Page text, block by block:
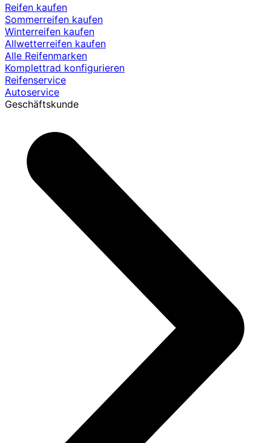
Reifen kaufen
Sommerreifen kaufen
Winterreifen kaufen
Allwetterreifen kaufen
Alle Reifenmarken
Komplettrad konfigurieren
Reifenservice
Autoservice
Geschäftskunde